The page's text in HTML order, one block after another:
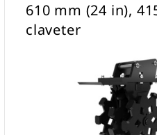
610 mm (24 in),
claveter